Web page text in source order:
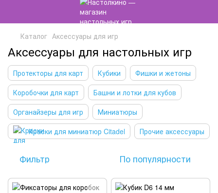
Каталог Аксессуары для игр
Аксессуары для настольных игр
Протекторы для карт Кубики
Фишки и жетоны
Коробочки для карт
Башни и лотки для кубов
Органайзеры для игр
Миниатюры
Краски для миниатюр Citadel
Прочие аксессуары
Фильтр По популярности